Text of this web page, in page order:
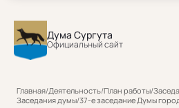
Дума Сургута
Официальный сайт
Главная/Деятельность/План работы/
Заседания думы/37-е заседание Думы